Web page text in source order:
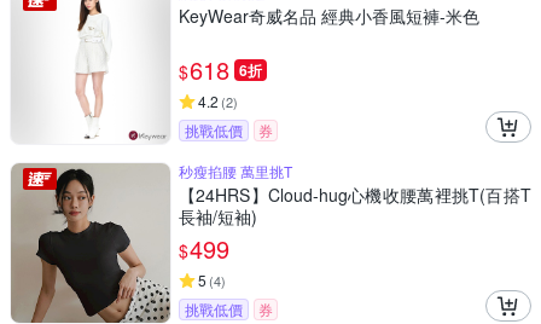
KeyWear奇威名品 經典小香風短褲-米色
$618 6折
4.2 (2)
挑戰低價
券
秒瘦掐腰 萬里挑T
【24HRS】Cloud-hug心機收腰萬裡挑T(百搭T
長袖/短袖)
$499
5 (4)
挑戰低價 券